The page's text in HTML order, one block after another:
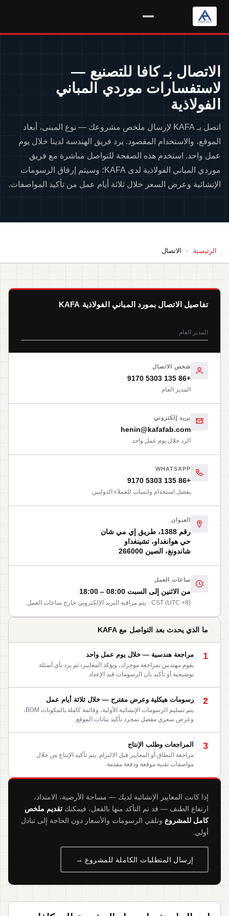
الاتصال بـ كافا للتصنيع —
لاستفسارات موردي المباني
الفولاذية
اتصل بـ KAFA لإرسال ملخص مشروعك — نوع المبنى، أبعاد
الموقع، والاستخدام المقصود. يرد فريق الهندسة لدينا خلال يوم
عمل واحد. استخدم هذه الصفحة للتواصل مباشرة مع فريق
موردي المباني الفولاذية لدى KAFA؛ وسيتم إرفاق الرسومات
الإنشائية وعرض السعر خلال ثلاثة أيام عمل من تأكيد المواصفات.
الرئيسية » الاتصال
تفاصيل الاتصال بمورد المباني الفولاذية KAFA
المدير العام
شخص الاتصال
+86 135 5303 9170
المدير العام
بريد إلكتروني
henin@kafafab.com
الرد خلال يوم عمل واحد
WHATSAPP
+86 135 5303 9170
يفضل استخدام واتساب للعملاء الدوليين
العنوان
رقم 1388، طريق إي مي شان
حي هوانغداو، تشينغداو
شاندونغ، الصين 266000
ساعات العمل
من الاثنين إلى السبت 08:00 – 18:00
CST (UTC +8) · يتم مراقبة البريد الإلكتروني خارج ساعات العمل
ما الذي يحدث بعد التواصل مع KAFA
1 مراجعة هندسية — خلال يوم عمل واحد
يقوم مهندس بمراجعة موجزك، ويؤكد المعايير، ثم يرد بأي أسئلة
توضيحية أو تأكيد بأن الرسومات قيد الإعداد.
2 رسومات هيكلية وعرض مقترح — خلال ثلاثة أيام عمل
يتم تسليم الرسومات الإنشائية الأولية، وقائمة كاملة بالمكونات BOM،
وعرض سعري مفصل بمجرد تأكيد بيانات الموقع.
3 المراجعات وطلب الإنتاج
مراجعة النطاق أو المعايير قبل الالتزام. يتم تأكيد الإنتاج من خلال
مواصفات تقنية موقعة ودفعة مقدمة.
إذا كانت المعايير الإنشائية لديك — مساحة الأرضية، الامتداد،
ارتفاع الطنف — قد تم التأكد منها بالفعل، فيمكنك تقديم ملخص
كامل للمشروع وتلقي الرسومات والأسعار دون الحاجة إلى تبادل
أولي.
إرسال المتطلبات الكاملة للمشروع →